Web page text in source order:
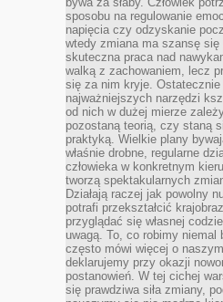
sposobu na regulowanie
napięcia czy odzyskanie
wtedy zmiana ma szansę
skuteczna praca nad
walką z zachowaniem, lecz
się za nim kryje.
najważniejszych narzędzi
od nich w dużej mierze
pozostaną teorią, czy staną
praktyką. Wielkie plany
właśnie drobne, regularne
człowieka w konkretnym
tworzą spektakularnych
Działają raczej jak powolny
potrafi przekształcić
przyglądać się własnej
uwagą. To, co robimy niemal
często mówi więcej o
deklarujemy przy okazji
postanowień. W tej cichej
się prawdziwa siła zmiany,